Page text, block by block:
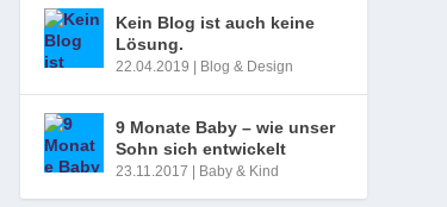
Kein Blog ist auch keine
Lösung.
22.04.2019 Blog & Design
9 Monate Baby – wie unser
Sohn sich entwickelt
23.11.2017 Baby & Kind